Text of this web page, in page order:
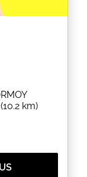
(10.2 km)